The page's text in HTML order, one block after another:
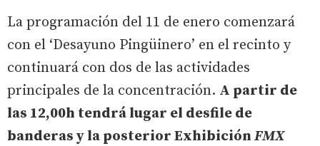
La programación del 11 de enero comenzará
con el ‘Desayuno Pingüinero’ en el recinto y
continuará con dos de las actividades
principales de la concentración. A partir de
las 12,00h tendrá lugar el desfile de
banderas y la posterior Exhibición FMX